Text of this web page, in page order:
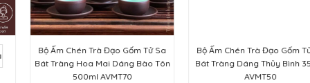
Bộ Ấm Chén Trà Đạo Gốm Tử Sa
Bát Tràng Hoa Mai Dáng Bào Tôn
500ml AVMT70
Bộ Ấm Chén Trà Đạo Gốm Tử Sa
Bát Tràng Dáng Thủy Bình 350ml
AVMT50